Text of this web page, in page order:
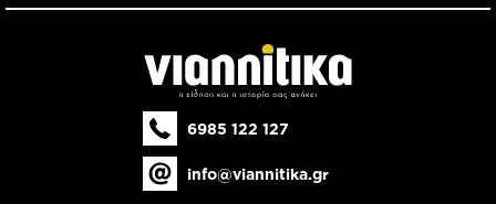
6985 122 127
info@viannitika.gr